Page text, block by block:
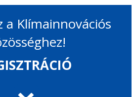
a Klímainnovációs